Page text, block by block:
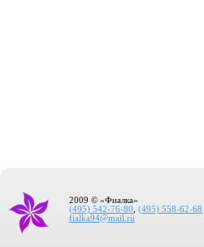
2009 © «Фиалка»
(495) 542-76-80
(495) 558-62-68
fialka94@mail.ru